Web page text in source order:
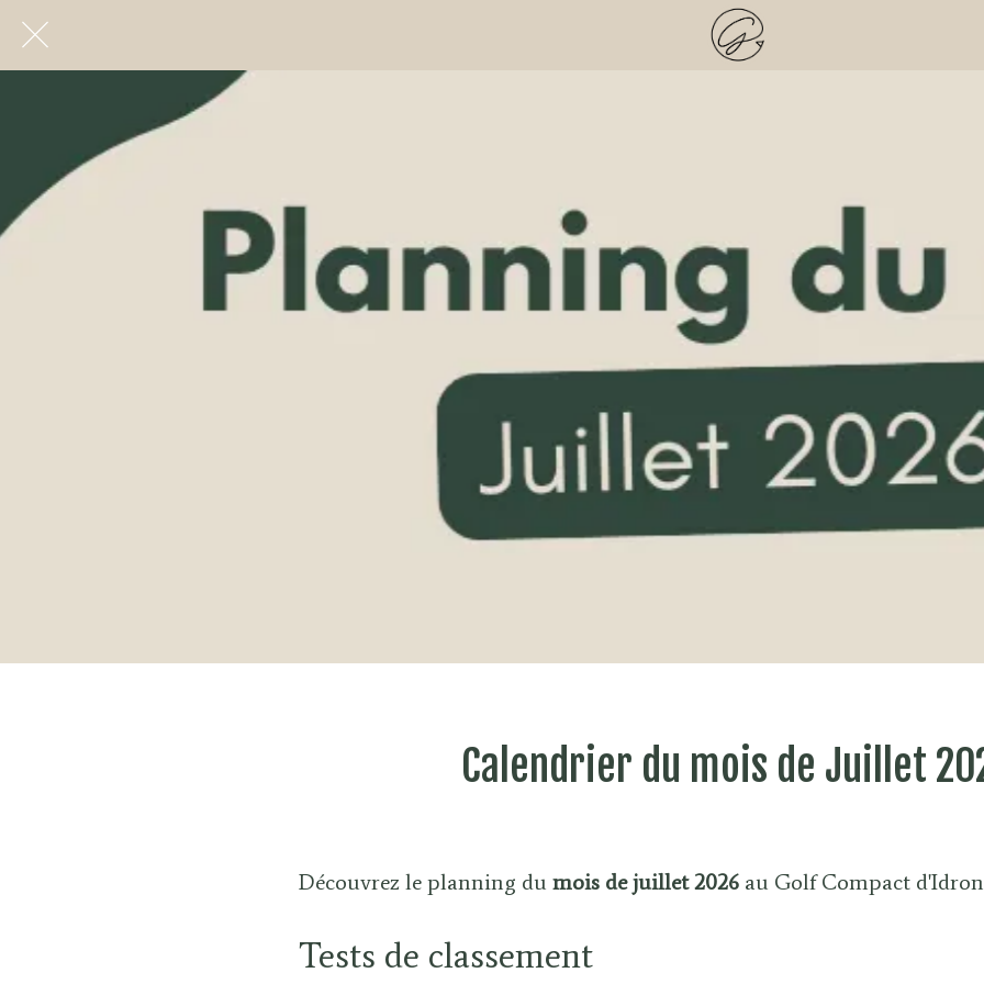
Calendrier du mois de Juillet
Découvrez le planning du mois de juillet 2026 au Golf Compact
Tests de classement